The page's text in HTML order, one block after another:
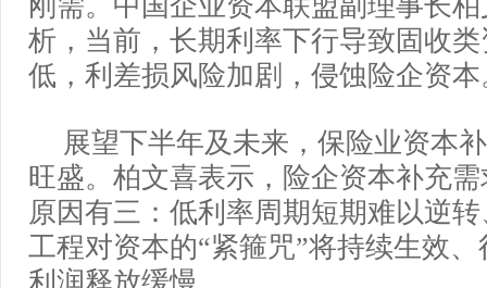
析，当前，长期利率下行导致固收
低，利差损风险加剧，侵蚀险企资本
展望下半年及未来，保险业资本
旺盛。柏文喜表示，险企资本补充
原因有三：低利率周期短期难以逆
工程对资本的“紧箍咒”将持续生效
利润释放缓慢。